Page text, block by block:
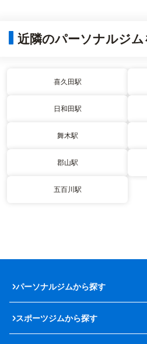
近隣のパーソナルジム
喜久田駅
日和田駅
舞木駅
郡山駅
五百川駅
パーソナルジムから探す
スポーツジムから探す